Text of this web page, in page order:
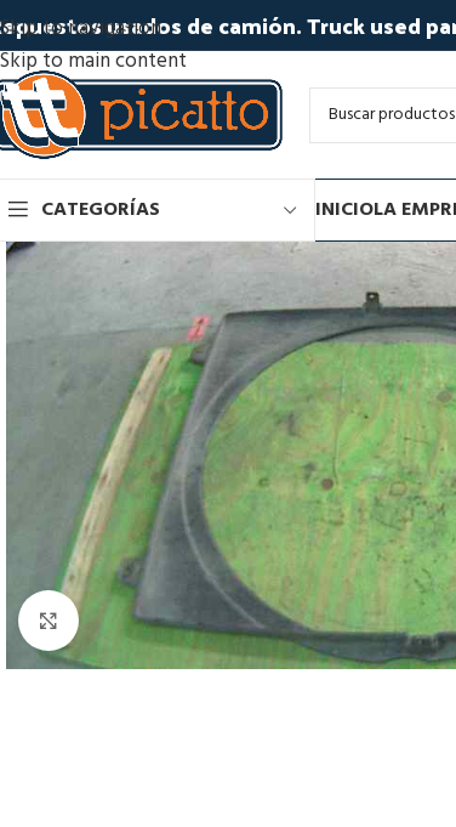
Skip to navigation
Skip to main content
usados de camión. Truck used
CATEGORÍAS INICIOLA
Click to enlarge